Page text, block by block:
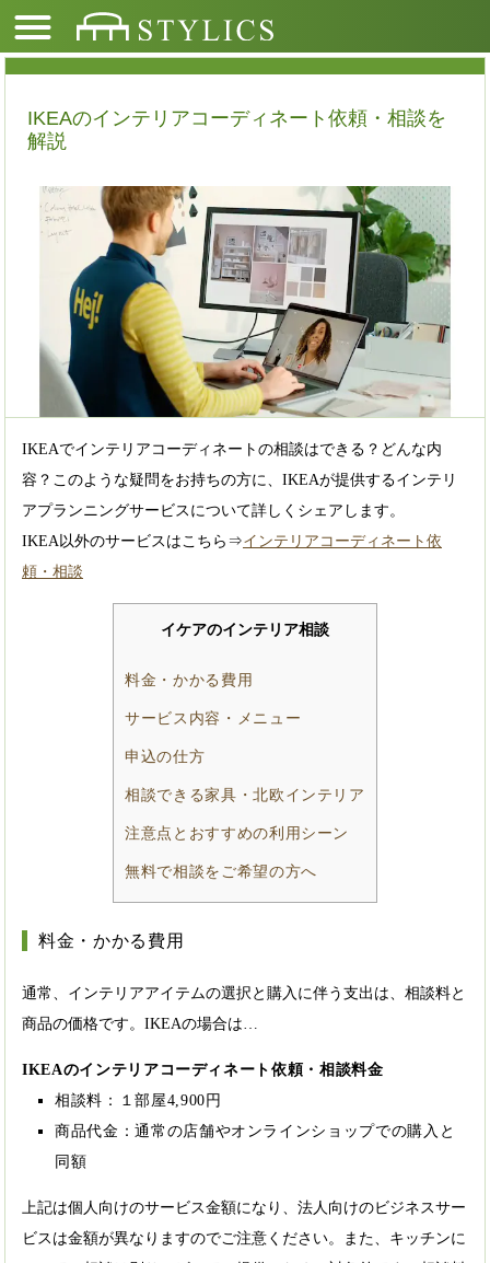
IKEAのインテリアコーディネート依頼・相談を
解説
IKEAでインテリアコーディネートの相談はできる？どんな内
容？このような疑問をお持ちの方に、IKEAが提供するインテリ
アプランニングサービスについて詳しくシェアします。
IKEA以外のサービスはこちら⇒インテリアコーディネート依
頼・相談
イケアのインテリア相談
料金・かかる費用
サービス内容・メニュー
申込の仕方
相談できる家具・北欧インテリア
注意点とおすすめの利用シーン
無料で相談をご希望の方へ
料金・かかる費用
通常、インテリアアイテムの選択と購入に伴う支出は、相談料と
商品の価格です。IKEAの場合は…
IKEAのインテリアコーディネート依頼・相談料金
相談料：１部屋4,900円
商品代金：通常の店舗やオンラインショップでの購入と
同額
上記は個人向けのサービス金額になり、法人向けのビジネスサー
ビスは金額が異なりますのでご注意ください。また、キッチンに